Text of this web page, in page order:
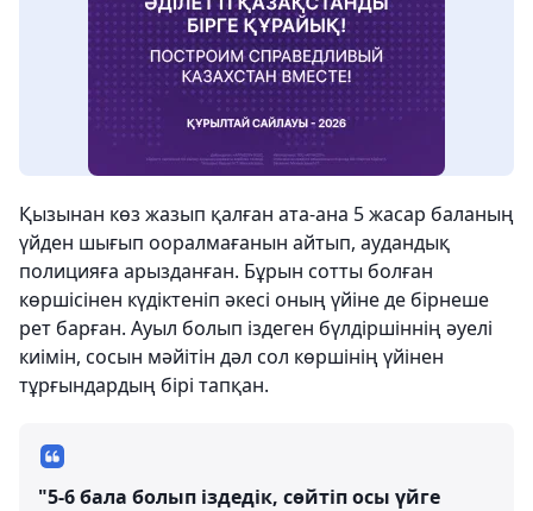
Қызынан көз жазып қалған ата-ана 5 жасар баланың
үйден шығып ооралмағанын айтып, аудандық
полицияға арызданған. Бұрын сотты болған
көршісінен күдіктеніп әкесі оның үйіне де бірнеше
рет барған. Ауыл болып іздеген бүлдіршіннің әуелі
киімін, сосын мәйітін дәл сол көршінің үйінен
тұрғындардың бірі тапқан.
"5-6 бала болып іздедік, сөйтіп осы үйге